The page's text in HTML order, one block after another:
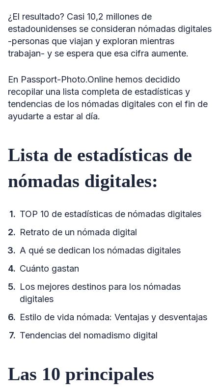
¿El resultado? Casi 10,2 millones de
estadounidenses se consideran nómadas digitales
-personas que viajan y exploran mientras
trabajan- y se espera que esa cifra aumente.
En Passport-Photo.Online hemos decidido
recopilar una lista completa de estadísticas y
tendencias de los nómadas digitales con el fin de
ayudarte a estar al día.
Lista de estadísticas de
nómadas digitales:
TOP 10 de estadísticas de nómadas digitales
Retrato de un nómada digital
A qué se dedican los nómadas digitales
Cuánto gastan
Los mejores destinos para los nómadas
digitales
Estilo de vida nómada: Ventajas y desventajas
Tendencias del nomadismo digital
Las 10 principales